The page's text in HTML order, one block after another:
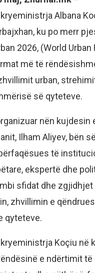
Albana
ku po merr
2026, (World
më të
urban,
së qyteteve.
nën kujdesin
Ilham Aliyev, bën
të
ekspertë dhe
sfidat dhe zgjidhjet
zhvillimin e
qyteteve.
Koçiu në
e ndërtimit të